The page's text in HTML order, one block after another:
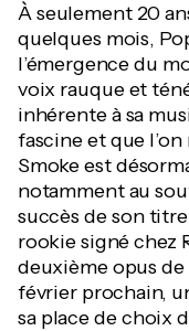
À seulement 20
quelques mois,
l’émergence du
voix rauque et
inhérente à sa
fascine et que
Smoke est
notamment au
succès de son
rookie signé chez
deuxième opus
février prochain,
sa place de choix